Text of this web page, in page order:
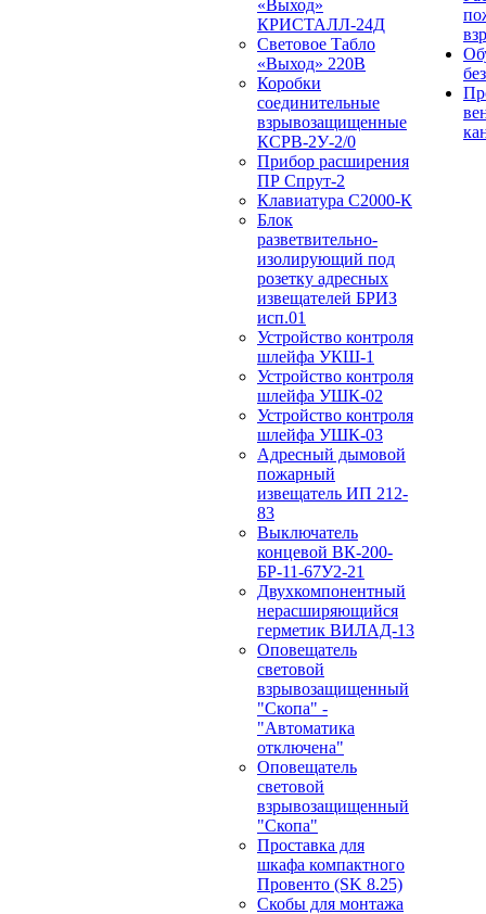
«Выход»
КРИСТАЛЛ-24Д
Световое Табло
«Выход» 220В
Коробки
соединительные
взрывозащищенные
КСРВ-2У-2/0
Прибор расширения
ПР Спрут-2
Клавиатура С2000-К
Блок
разветвительно-
изолирующий под
розетку адресных
извещателей БРИЗ
исп.01
Устройство контроля
шлейфа УКШ-1
Устройство контроля
шлейфа УШК-02
Устройство контроля
шлейфа УШК-03
Адресный дымовой
пожарный
извещатель ИП 212-
83
Выключатель
концевой ВК-200-
БР-11-67У2-21
Двухкомпонентный
нерасширяющийся
герметик ВИЛАД-13
Оповещатель
световой
взрывозащищенный
"Скопа" -
"Автоматика
отключена"
Оповещатель
световой
взрывозащищенный
"Скопа"
Проставка для
шкафа компактного
Провенто (SK 8.25)
Скобы для монтажа